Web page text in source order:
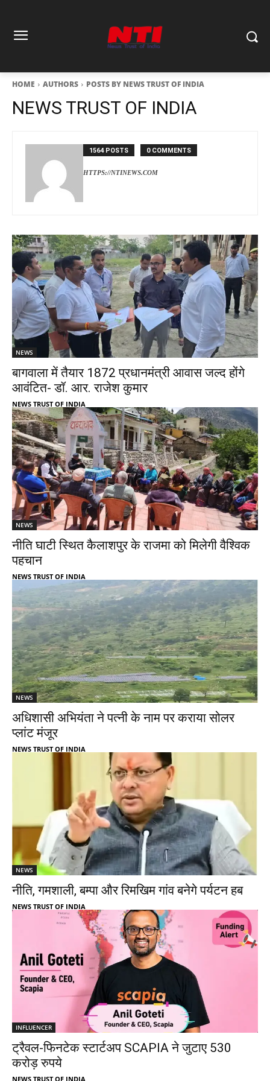
HOME AUTHORS POSTS BY NEWS TRUST OF INDIA
NEWS TRUST OF INDIA
1564 POSTS 0 COMMENTS
HTTPS://NTINEWS.COM
NEWS
बागवाला में तैयार 1872 प्रधानमंत्री आवास जल्द होंगे
आवंटित- डॉ. आर. राजेश कुमार
NEWS TRUST OF INDIA
NEWS
नीति घाटी स्थित कैलाशपुर के राजमा को मिलेगी वैश्विक
पहचान
NEWS TRUST OF INDIA
NEWS
अधिशासी अभियंता ने पत्नी के नाम पर कराया सोलर
प्लांट मंजूर
NEWS TRUST OF INDIA
NEWS
नीति, गमशाली, बम्पा और रिमखिम गांव बनेगे पर्यटन हब
NEWS TRUST OF INDIA
INFLUENCER
ट्रैवल-फिनटेक स्टार्टअप SCAPIA ने जुटाए 530
करोड़ रुपये
NEWS TRUST OF INDIA